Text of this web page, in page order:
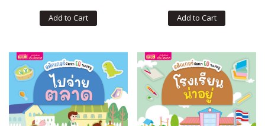
Add to Cart Add to Cart